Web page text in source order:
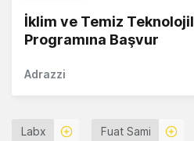
İklim ve Temiz
Programına Başvur
Adrazzi
Labx Fuat Sami